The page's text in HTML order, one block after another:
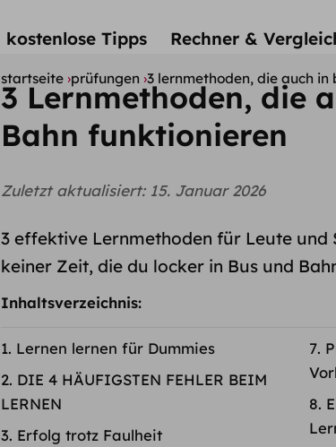
kostenlose Tipps Rechner &
startseite prüfungen 3 lernmethoden, die auch
3 Lernmethoden, die
Bahn funktionieren
Zuletzt aktualisiert: 15. Januar 2026
3 effektive Lernmethoden für Leute und
keiner Zeit, die du locker in Bus und
Inhaltsverzeichnis:
Lernen lernen für Dummies
DIE 4 HÄUFIGSTEN FEHLER BEIM
LERNEN
Erfolg trotz Faulheit